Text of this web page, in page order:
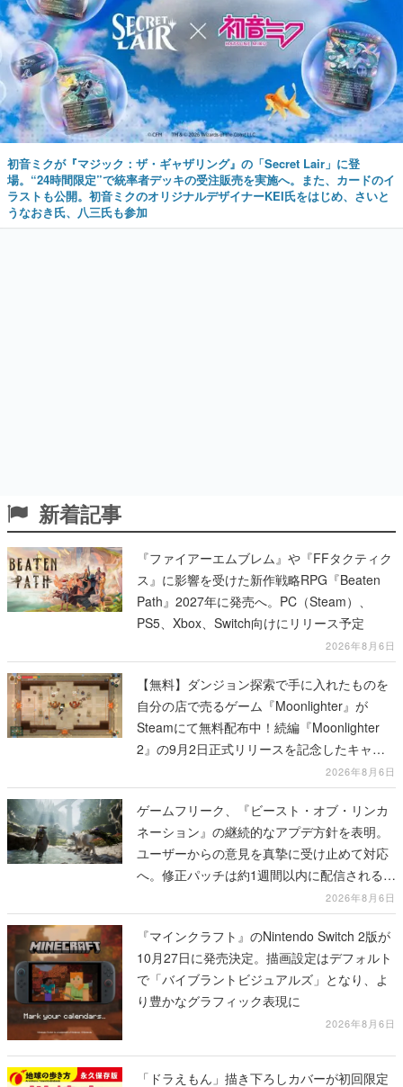
初音ミクが『マジック：ザ・ギャザリング』の「Secret Lair」に登
場。“24時間限定”で統率者デッキの受注販売を実施へ。また、カードのイ
ラストも公開。初音ミクのオリジナルデザイナーKEI氏をはじめ、さいと
うなおき氏、八三氏も参加
新着記事
『ファイアーエムブレム』や『FFタクティク
ス』に影響を受けた新作戦略RPG『Beaten
Path』2027年に発売へ。PC（Steam）、
PS5、Xbox、Switch向けにリリース予定
2026年8月6日
【無料】ダンジョン探索で手に入れたものを
自分の店で売るゲーム『Moonlighter』が
Steamにて無料配布中！続編『Moonlighter
2』の9月2日正式リリースを記念したキャン
2026年8月6日
ゲームフリーク、『ビースト・オブ・リンカ
ネーション』の継続的なアプデ方針を表明。
ユーザーからの意見を真摯に受け止めて対応
へ。修正パッチは約1週間以内に配信される予
2026年8月6日
『マインクラフト』のNintendo Switch 2版が
10月27日に発売決定。描画設定はデフォルト
で「バイブラントビジュアルズ」となり、よ
り豊かなグラフィック表現に
2026年8月6日
「ドラえもん」描き下ろしカバーが初回限定